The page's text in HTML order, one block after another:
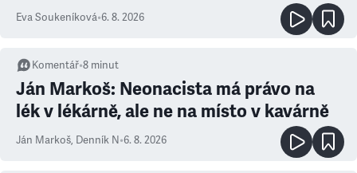
Eva Soukeníková•6. 8. 2026
Komentář•8 minut
Ján Markoš: Neonacista má právo na
lék v lékárně, ale ne na místo v kavárně
Ján Markoš, Denník N•6. 8. 2026